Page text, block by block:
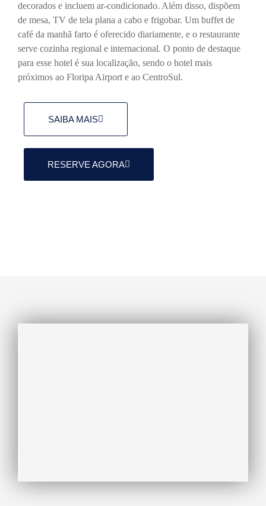
decorados e incluem ar-condicionado. Além disso, dispõem
de mesa, TV de tela plana a cabo e frigobar. Um buffet de
café da manhã farto é oferecido diariamente, e o restaurante
serve cozinha regional e internacional. O ponto de destaque
para esse hotel é sua localização, sendo o hotel mais
próximos ao Floripa Airport e ao CentroSul.
SAIBA MAIS
RESERVE AGORA